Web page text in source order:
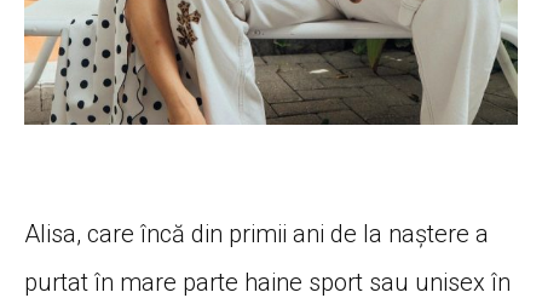
Alisa, care încă din primii ani de la naștere a
purtat în mare parte haine sport sau unisex în